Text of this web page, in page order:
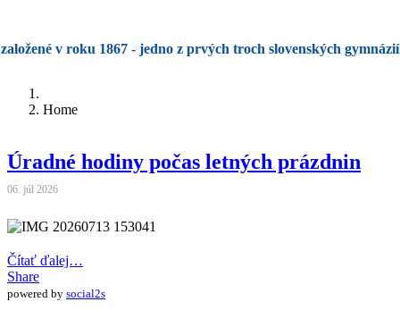
založené v roku 1867 - jedno z prvých troch slovenských gymnázií
Home
Úradné hodiny počas letných prázdnin
06. júl 2026
Čítať ďalej…
Share
powered by social2s